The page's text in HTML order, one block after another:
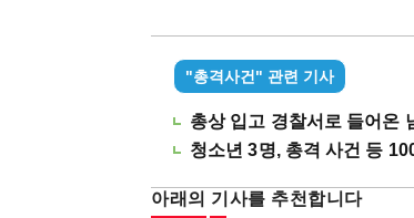
"총격사건" 관련 기사
총상 입고 경찰서로 들어온
청소년 3명, 총격 사건 등
아래의 기사를 추천합니다